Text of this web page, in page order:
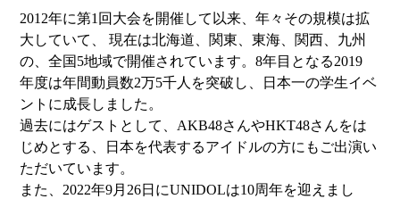
2012年に第1回⼤会を開催して以来、年々その規模は拡
⼤していて、 現在は北海道、関東、東海、関西、九州
の、全国5地域で開催されています。8年目となる2019
年度は年間動員数2万5千⼈を突破し、⽇本⼀の学⽣イベ
ントに成長しました。
過去にはゲストとして、AKB48さんやHKT48さんをは
じめとする、日本を代表するアイドルの方にもご出演い
ただいています。
また、2022年9月26日にUNIDOLは10周年を迎えまし